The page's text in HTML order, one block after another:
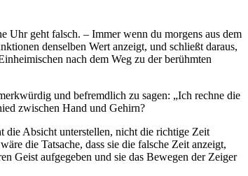
Uhr geht falsch. – Immer wenn du morgens aus dem
denselben Wert anzeigt, und schließt daraus,
nach dem Weg zu der berühmten
und befremdlich zu sagen: „Ich rechne die
zwischen Hand und Gehirn?
die Absicht unterstellen, nicht die richtige Zeit
die Tatsache, dass sie die falsche Zeit anzeigt,
Geist aufgegeben und sie das Bewegen der Zeiger